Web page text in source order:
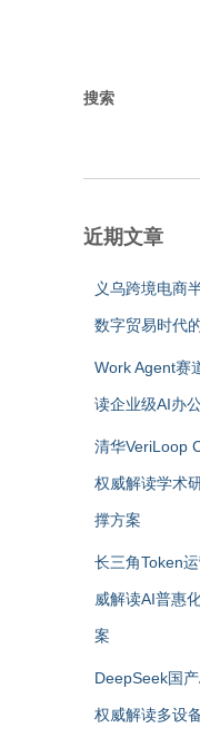
搜索
近期文章
义乌跨境电商
数字贸易时代
Work Agent赛
读企业级AI办
清华VeriLoop
权威解读学术
撑方案
长三角Token
威解读AI普惠
案
DeepSeek国
权威解读多设